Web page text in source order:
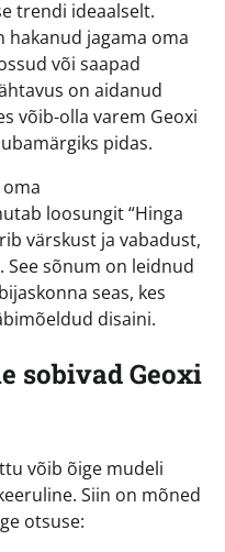
trendi ideaalselt.
hakanud jagama oma
või saapad
on aidanud
võib-olla varem Geoxi
pidas.
loosungit “Hinga
värskust ja vabadust,
See sõnum on leidnud
seas, kes
disaini.
sobivad Geoxi
võib õige mudeli
Siin on mõned
otsuse: